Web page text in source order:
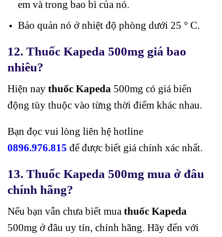
em và trong bao bì của nó.
Bảo quản nó ở nhiệt độ phòng dưới 25 ° C.
12. Thuốc Kapeda 500mg giá bao
nhiêu?
Hiện nay thuốc Kapeda 500mg có giá biến
động tùy thuộc vào từng thời điểm khác nhau.
Bạn đọc vui lòng liên hệ hotline
0896.976.815 để được biết giá chính xác nhất.
13. Thuốc Kapeda 500mg mua ở đâu
chính hãng?
Nếu bạn vẫn chưa biết mua thuốc Kapeda
500mg ở đâu uy tín, chính hãng. Hãy đến với